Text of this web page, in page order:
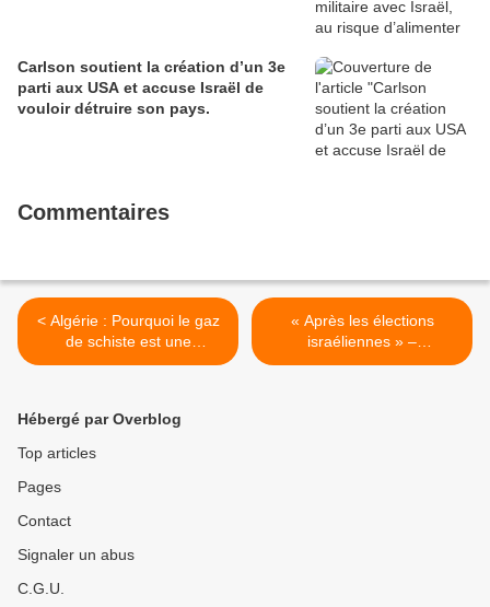
Carlson soutient la création d’un 3e
parti aux USA et accuse Israël de
vouloir détruire son pays.
Commentaires
< Algérie : Pourquoi le gaz
de schiste est une
mauvaise solution
« Après les élections
israéliennes » –
Commentaires et analyses
Hébergé par Overblog
Top articles
Pages
Contact
Signaler un abus
C.G.U.